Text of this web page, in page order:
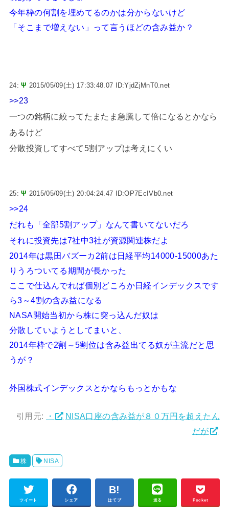
今年枠の何割を埋めてるのかは分からないけど
「そこまで増えない」って言うほどの含み益か？
24:Ψ 2015/05/09(土) 17:33:48.07 ID:YjdZjMnT0.net
>>23
一つの銘柄に絞ってたまたま急騰して倍になるとかなら
あるけど
分散投資してすべて5割アップは考えにくい
25:Ψ 2015/05/09(土) 20:04:24.47 ID:OP7EcIVb0.net
>>24
だれも「全部5割アップ」なんて書いてないだろ
それに投資先は7社中3社が資源関連株だよ
2014年は黒田バズーカ2前は日経平均14000-15000あた
りうろついてる期間が長かった
ここで仕込んでれば個別どころか日経インデックスです
ら3～4割の含み益になる
NASA開始当初から株に突っ込んだ奴は
分散していようとしてまいと、
2014年枠で2割～5割位は含み益出てる奴が主流だと思
うが？
外国株式インデックスとかならもっとかもな
引用元: ・
NISA口座の含み益が８０万円を超えたん
だが
株 NISA
ツイート シェア はてブ 送る Pocket